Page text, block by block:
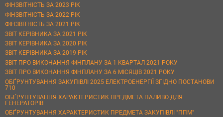
ФІНЗВІТНІСТЬ ЗА 2023 РІК
ФІНЗВІТНІСТЬ ЗА 2022 РІК
ФІНЗВІТНІСТЬ ЗА 2021 РІК
ЗВІТ КЕРІВНИКА ЗА 2021 РІК
ЗВІТ КЕРІВНИКА ЗА 2020 РІК
ЗВІТ КЕРІВНИКА ЗА 2019 РІК
ЗВІТ ПРО ВИКОНАННЯ ФІНПЛАНУ ЗА 1 КВАРТАЛ 2021 РОКУ
ЗВІТ ПРО ВИКОНАННЯ ФІНПЛАНУ ЗА 6 МІСЯЦІВ 2021 РОКУ
ОБҐРУНТУВАННЯ ЗАКУПІВЛІ 2025 ЕЛЕКТРОЕНЕРГІЇ ЗГІДНО ПОСТАНОВИ
710
ОБҐРУНТУВАННЯ ХАРАКТЕРИСТИК ПРЕДМЕТА ПАЛИВО ДЛЯ
ГЕНЕРАТОРІВ
ОБҐРУНТУВАННЯ ХАРАКТЕРИСТИК ПРЕДМЕТА ЗАКУПІВЛІ "ППМ"